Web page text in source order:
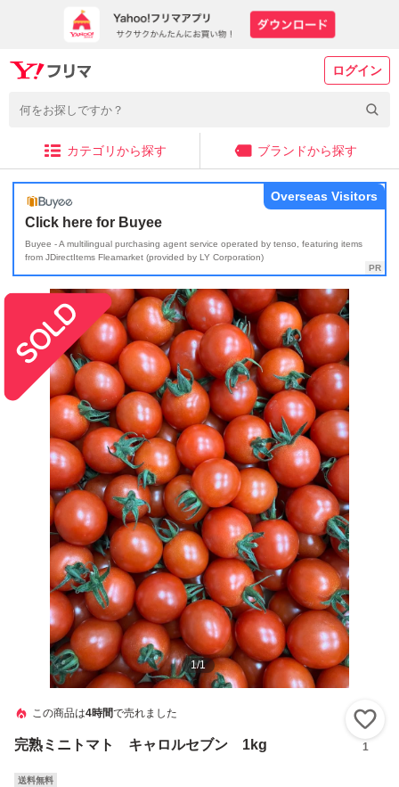
ログイン
カテゴリから探す ブランドから探す
Click here for Buyee
Buyee - A multilingual purchasing agent service operated by tenso, featuring items
from JDirectItems Fleamarket (provided by LY Corporation)
Overseas Visitors
1/1
この商品は4時間で売れました
完熟ミニトマト キャロルセブン 1kg 1
送料無料